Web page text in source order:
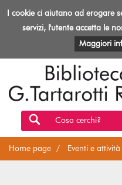
Biblioteca
Rovereto
EVENTI E ATTIVITÀ
Cosa cerchi?
Home page Eventi e attività
I cookie ci aiutano ad erogare
servizi, l'utente accetta le
Maggiori